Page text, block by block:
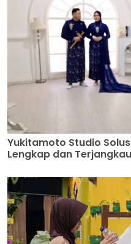
Yukitamoto Studio
Lengkap dan